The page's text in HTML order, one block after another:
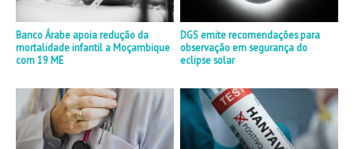
Banco Árabe apoia redução da
mortalidade infantil a Moçambique
com 19 ME
DGS emite recomendações para
observação em segurança do
eclipse solar